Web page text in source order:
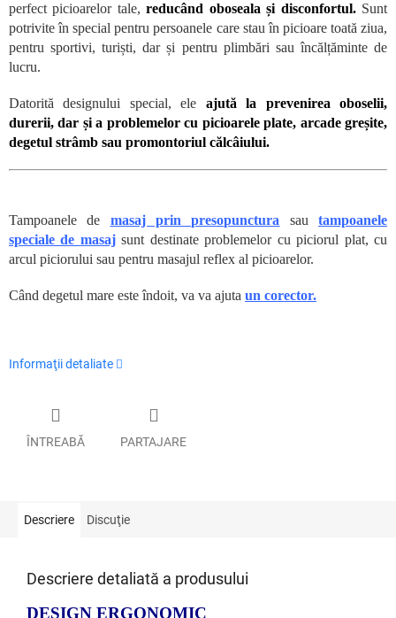
perfect picioarelor tale, reducând oboseala și disconfortul.Sunt
potrivite în special pentru persoanele care stau în picioare toată ziua,
pentru sportivi, turiști, dar și pentru plimbări sau încălțăminte de
lucru.
Datorită designului special, ele ajută la prevenirea oboselii,
durerii, dar și a problemelor cu picioarele plate, arcade greșite,
degetul strâmb sau promontoriul călcâiului.
Tampoanele de masaj prin presopunctura sautampoanele
speciale de masajsunt destinate problemelor cu piciorul plat, cu
arcul piciorului sau pentru masajul reflex al picioarelor.
Când degetul mare este îndoit, va va ajuta un corector.
Informaţii detaliate
ÎNTREABĂ PARTAJARE
Descriere Discuţie
Descriere detaliată a produsului
DESIGN ERGONOMIC